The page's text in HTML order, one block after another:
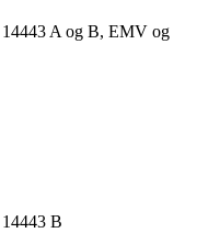
14443 A og B, EMV og
B